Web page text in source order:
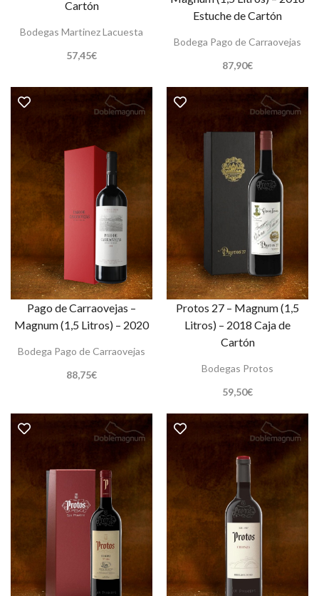
Cartón
Bodegas Martinez Lacuesta
57,45€
Estuche de Cartón
Bodega Pago de Carraovejas
87,90€
Pago de Carraovejas –
Magnum (1,5 Litros) – 2020
Bodega Pago de Carraovejas
88,75€
Protos 27 – Magnum (1,5
Litros) – 2018 Caja de
Cartón
Bodegas Protos
59,50€